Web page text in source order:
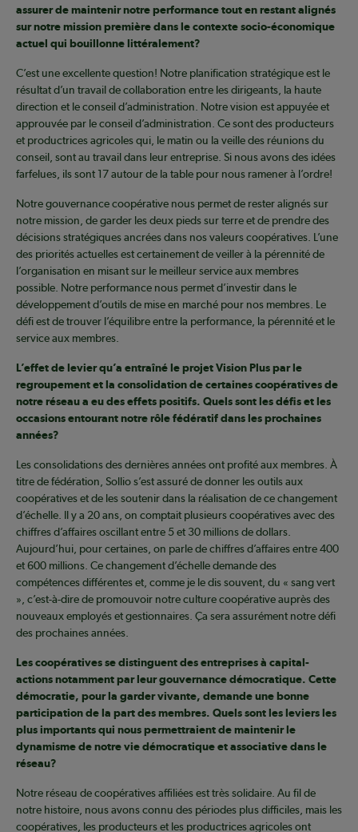
assurer de maintenir notre performance tout en restant alignés
sur notre mission première dans le contexte socio-économique
actuel qui bouillonne littéralement?
C’est une excellente question! Notre planification stratégique est le
résultat d’un travail de collaboration entre les dirigeants, la haute
direction et le conseil d’administration. Notre vision est appuyée et
approuvée par le conseil d’administration. Ce sont des producteurs
et productrices agricoles qui, le matin ou la veille des réunions du
conseil, sont au travail dans leur entreprise. Si nous avons des idées
farfelues, ils sont 17 autour de la table pour nous ramener à l’ordre!
Notre gouvernance coopérative nous permet de rester alignés sur
notre mission, de garder les deux pieds sur terre et de prendre des
décisions stratégiques ancrées dans nos valeurs coopératives. L’une
des priorités actuelles est certainement de veiller à la pérennité de
l’organisation en misant sur le meilleur service aux membres
possible. Notre performance nous permet d’investir dans le
développement d’outils de mise en marché pour nos membres. Le
défi est de trouver l’équilibre entre la performance, la pérennité et le
service aux membres.
L’effet de levier qu’a entraîné le projet Vision Plus par le
regroupement et la consolidation de certaines coopératives de
notre réseau a eu des effets positifs. Quels sont les défis et les
occasions entourant notre rôle fédératif dans les prochaines
années?
Les consolidations des dernières années ont profité aux membres. À
titre de fédération, Sollio s’est assuré de donner les outils aux
coopératives et de les soutenir dans la réalisation de ce changement
d’échelle. Il y a 20 ans, on comptait plusieurs coopératives avec des
chiffres d’affaires oscillant entre 5 et 30 millions de dollars.
Aujourd’hui, pour certaines, on parle de chiffres d’affaires entre 400
et 600 millions. Ce changement d’échelle demande des
compétences différentes et, comme je le dis souvent, du « sang vert
», c’est-à-dire de promouvoir notre culture coopérative auprès des
nouveaux employés et gestionnaires. Ça sera assurément notre défi
des prochaines années.
Les coopératives se distinguent des entreprises à capital-
actions notamment par leur gouvernance démocratique. Cette
démocratie, pour la garder vivante, demande une bonne
participation de la part des membres. Quels sont les leviers les
plus importants qui nous permettraient de maintenir le
dynamisme de notre vie démocratique et associative dans le
réseau?
Notre réseau de coopératives affiliées est très solidaire. Au fil de
notre histoire, nous avons connu des périodes plus difficiles, mais les
coopératives, les producteurs et les productrices agricoles ont